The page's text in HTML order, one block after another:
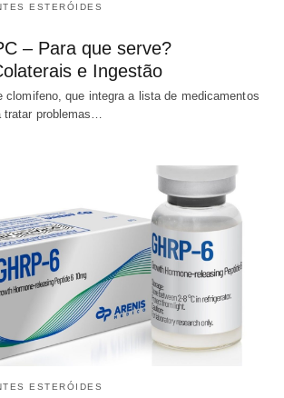
ESTERÓIDES
– Para que serve?
e Ingestão
clomifeno, que integra a lista de medicamentos
problemas…
ESTERÓIDES